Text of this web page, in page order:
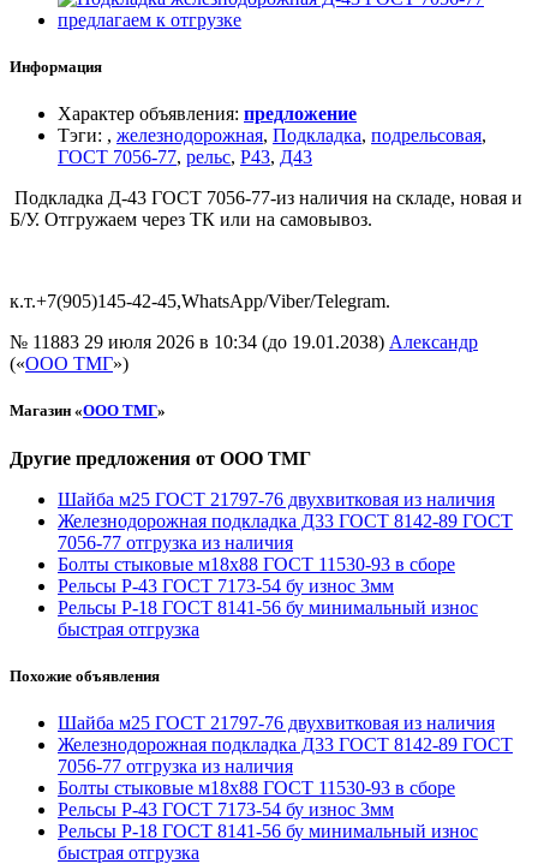
Информация
Характер объявления: предложение
Тэги: , железнодорожная, Подкладка, подрельсовая,
ГОСТ 7056-77, рельс, Р43, Д43
Подкладка Д-43 ГОСТ 7056-77-из наличия на складе, новая и
Б/У. Отгружаем через ТК или на самовывоз.
к.т.+7(905)145-42-45,WhatsApp/Viber/Telegram.
№ 11883 29 июля 2026 в 10:34 (до 19.01.2038) Александр
(«ООО ТМГ»)
Магазин «ООО ТМГ»
Другие предложения от ООО ТМГ
Шайба м25 ГОСТ 21797-76 двухвитковая из наличия
Железнодорожная подкладка Д33 ГОСТ 8142-89 ГОСТ
7056-77 отгрузка из наличия
Болты стыковые м18х88 ГОСТ 11530-93 в сборе
Рельсы Р-43 ГОСТ 7173-54 бу износ 3мм
Рельсы Р-18 ГОСТ 8141-56 бу минимальный износ
быстрая отгрузка
Похожие объявления
Шайба м25 ГОСТ 21797-76 двухвитковая из наличия
Железнодорожная подкладка Д33 ГОСТ 8142-89 ГОСТ
7056-77 отгрузка из наличия
Болты стыковые м18х88 ГОСТ 11530-93 в сборе
Рельсы Р-43 ГОСТ 7173-54 бу износ 3мм
Рельсы Р-18 ГОСТ 8141-56 бу минимальный износ
быстрая отгрузка